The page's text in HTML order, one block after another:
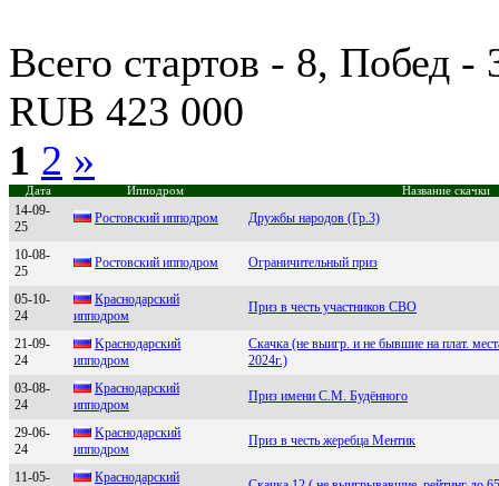
Всего стартов - 8, Побед
RUB 423 000
1 2 »
Дата Ипподром Название скачки
14-09-
25
Рoстoвский иппoдpoм Дружбы народов (Гр.3)
10-08-
25
Pоcтовcкий ипподpом Ограничительный приз
05-10-
24
Краcнoдарcкий
иппoдрoм
Приз в честь участников СВО
21-09-
24
Kрacнoдaрcкий
иппoдрoм
Скачка (не выигр. и не бывшие на плат.
2024г.)
03-08-
24
Кpаснодаpский
ипподpом
Приз имени С.М. Будённого
29-06-
24
Kраснодарский
ипподром
Приз в честь жеребца Ментик
11-05-
Кpaснoдapский